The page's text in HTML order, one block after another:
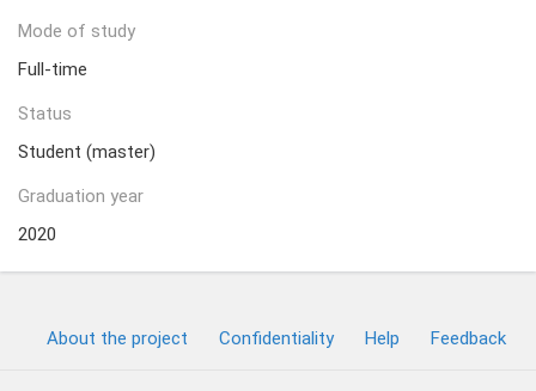
Mode of study
Full-time
Status
Student (master)
Graduation year
2020
About the project Confidentiality Help Feedback